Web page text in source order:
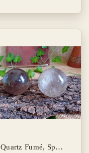
Quartz Fumé, Sphère